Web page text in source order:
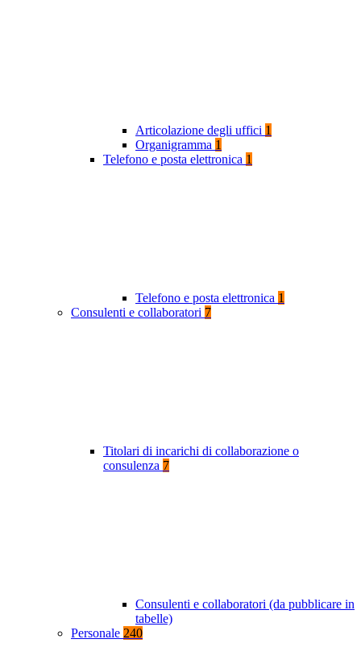
Articolazione degli uffici 1
Organigramma 1
Telefono e posta elettronica 1
Telefono e posta elettronica 1
Consulenti e collaboratori 7
Titolari di incarichi di collaborazione o
consulenza 7
Consulenti e collaboratori (da pubblicare in
tabelle)
Personale 240